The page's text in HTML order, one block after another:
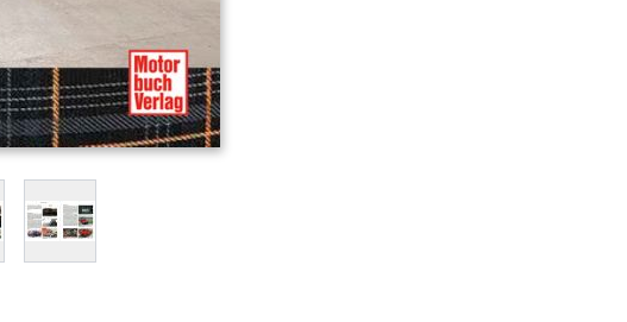
larger imageView larger image